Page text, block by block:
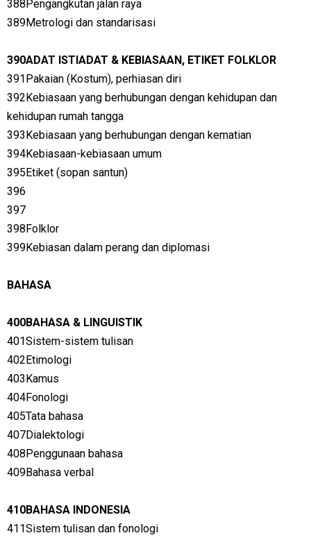
388Pengangkutan jalan raya
389Metrologi dan standarisasi
390ADAT ISTIADAT & KEBIASAAN, ETIKET FOLKLOR
391Pakaian (Kostum), perhiasan diri
392Kebiasaan yang berhubungan dengan kehidupan dan
kehidupan rumah tangga
393Kebiasaan yang berhubungan dengan kematian
394Kebiasaan-kebiasaan umum
395Etiket (sopan santun)
396
397
398Folklor
399Kebiasan dalam perang dan diplomasi
BAHASA
400BAHASA & LINGUISTIK
401Sistem-sistem tulisan
402Etimologi
403Kamus
404Fonologi
405Tata bahasa
407Dialektologi
408Penggunaan bahasa
409Bahasa verbal
410BAHASA INDONESIA
411Sistem tulisan dan fonologi